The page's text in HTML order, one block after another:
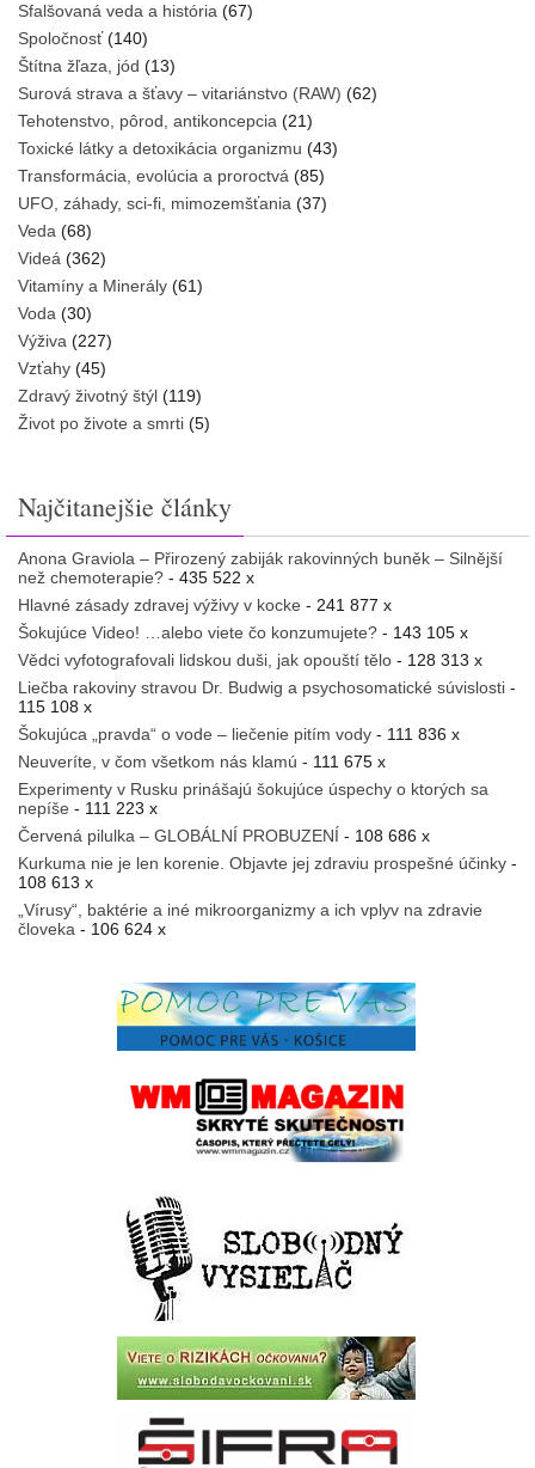
Sfalšovaná veda a história (67)
Spoločnosť(140)
Štítna žľaza, jód (13)
Surová strava a šťavy – vitariánstvo (RAW) (62)
Tehotenstvo, pôrod, antikoncepcia (21)
Toxické látky a detoxikácia organizmu (43)
Transformácia, evolúcia a proroctvá (85)
UFO, záhady, sci-fi, mimozemšťania (37)
Veda (68)
Videá (362)
Vitamíny a Minerály (61)
Voda (30)
Výživa (227)
Vzťahy (45)
Zdravý životný štýl (119)
Život po živote a smrti (5)
Najčitanejšie články
Anona Graviola – Přirozený zabiják rakovinných buněk – Silnější
než chemoterapie? - 435 522 x
Hlavné zásady zdravej výživy v kocke - 241 877 x
Šokujúce Video! …alebo viete čo konzumujete? - 143 105 x
Vědci vyfotografovali lidskou duši, jak opouští tělo - 128 313 x
Liečba rakoviny stravou Dr. Budwig a psychosomatické súvislosti -
115 108 x
Šokujúca „pravda“ o vode – liečenie pitím vody - 111 836 x
Neuveríte, v čom všetkom nás klamú - 111 675 x
Experimenty v Rusku prinášajú šokujúce úspechy o ktorých sa
nepíše - 111 223 x
Červená pilulka – GLOBÁLNÍ PROBUZENÍ - 108 686 x
Kurkuma nie je len korenie. Objavte jej zdraviu prospešné účinky -
108 613 x
„Vírusy“, baktérie a iné mikroorganizmy a ich vplyv na zdravie
človeka - 106 624 x